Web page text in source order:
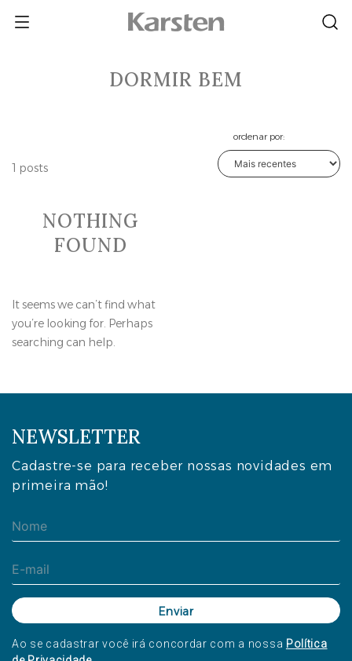
DORMIR BEM
1 posts
ordenar por:
NOTHING
FOUND
It seems we can’t find what
you’re looking for. Perhaps
searching can help.
NEWSLETTER
Cadastre-se para receber nossas novidades em
primeira mão!
Ao se cadastrar você irá concordar com a nossa Política